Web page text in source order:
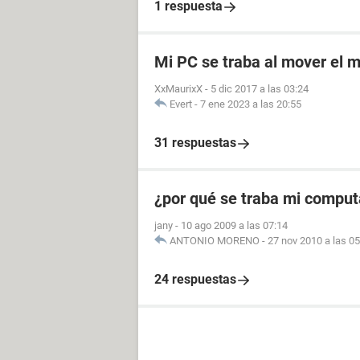
1 respuesta
Mi PC se traba al mover el
XxMaurixX - 5 dic 2017 a las 03:24
Evert - 7 ene 2023 a las 20:55
31 respuestas
¿por qué se traba mi
jany - 10 ago 2009 a las 07:14
ANTONIO MORENO - 27 nov 2010 a las
24 respuestas